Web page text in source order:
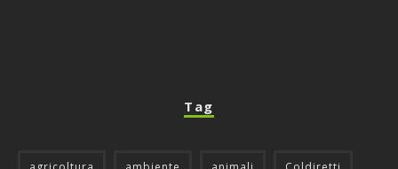
Tag